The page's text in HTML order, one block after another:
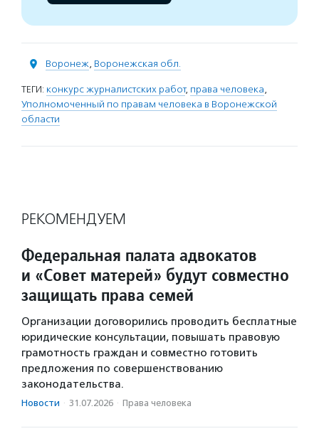
Воронеж, Воронежская обл.
ТЕГИ: конкурс журналистских работ, права человека,
Уполномоченный по правам человека в Воронежской
области
РЕКОМЕНДУЕМ
Федеральная палата адвокатов
и «Совет матерей» будут совместно
защищать права семей
Организации договорились проводить бесплатные
юридические консультации, повышать правовую
грамотность граждан и совместно готовить
предложения по совершенствованию
законодательства.
Новости · 31.07.2026 · Права человека